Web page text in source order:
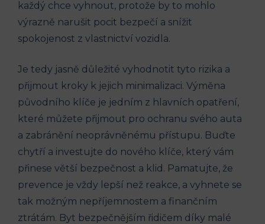
každý chce vyhnout,‍ protože ‌by to mohlo
výrazně narušit ​pocit ​bezpečí ​a snížit
spokojenost z ‍vlastnictví vozidla.
Je⁢ tedy jasně‍ důležité vyhodnotit tyto rizika a⁣
přijmout kroky⁢ k jejich minimalizaci. Výměna
původního klíče je jedním z hlavních opatření,
které‌ můžete přijmout⁤ pro ochranu‌ svého auta
a‍ zabránění neoprávněnému přístupu. ⁢Buďte
⁣chytří ‍a⁢ investujte do nového klíče, který vám
přinese ‌větší‌ bezpečnost a klid. Pamatujte, že
prevence ​je vždy⁤ lepší než reakce,‍ a vyhnete ⁤se
tak ​možným nepříjemnostem a finančním
ztrátám. Byt bezpečnějším řidičem díky ⁣malé